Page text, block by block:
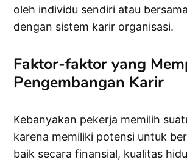
oleh individu sendiri atau
dengan sistem karir organisasi.
Faktor-faktor yang
Pengembangan Karir
Kebanyakan pekerja memilih
karena memiliki potensi untuk
baik secara finansial, kualitas